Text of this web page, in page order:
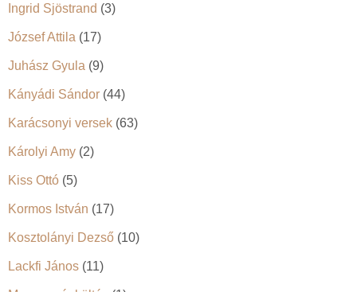
Ingrid Sjöstrand (3)
József Attila (17)
Juhász Gyula (9)
Kányádi Sándor (44)
Karácsonyi versek (63)
Károlyi Amy (2)
Kiss Ottó (5)
Kormos István (17)
Kosztolányi Dezső (10)
Lackfi János (11)